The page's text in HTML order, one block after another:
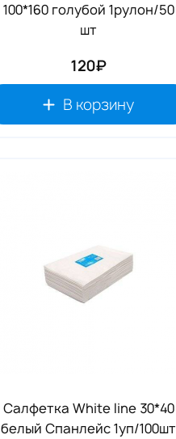
100*160 голубой 1рулон/50
шт
120₽
В корзину
Салфетка White line 30*40
белый Спанлейс 1уп/100шт